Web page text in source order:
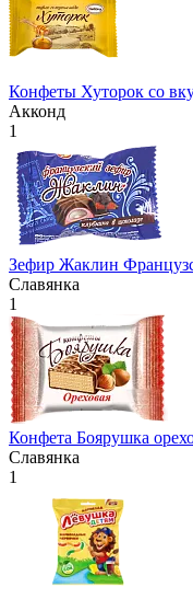
Конфеты Хуторок со
Акконд
1
Зефир Жаклин
Славянка
1
Конфета Боярушка
Славянка
1